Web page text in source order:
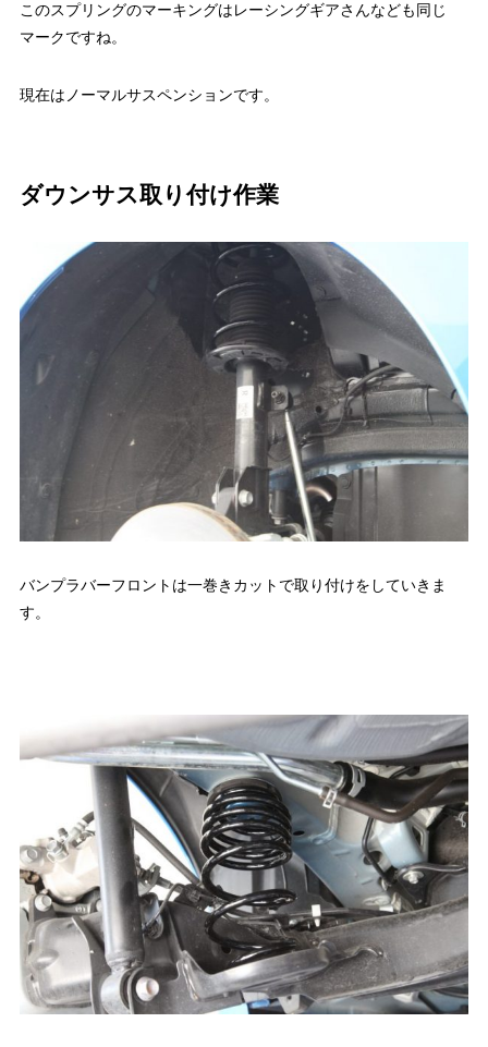
このスプリングのマーキングはレーシングギアさんなども同じ
マークですね。
現在はノーマルサスペンションです。
ダウンサス取り付け作業
バンプラバーフロントは一巻きカットで取り付けをしていきま
す。